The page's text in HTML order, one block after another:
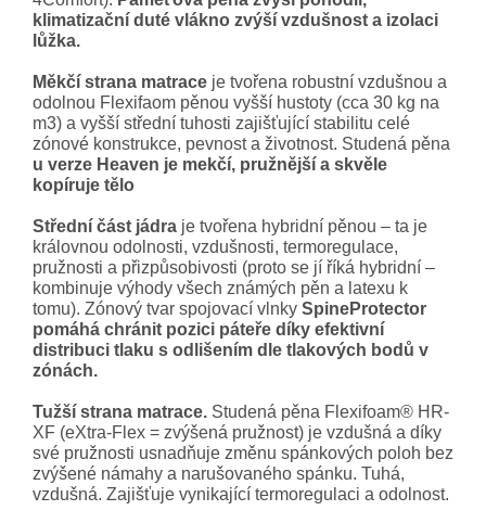
klimatizační duté vlákno zvýší vzdušnost a izolaci
lůžka.
Měkčí strana matrace je tvořena robustní vzdušnou a
odolnou Flexifaom pěnou vyšší hustoty (cca 30 kg na
m3) a vyšší střední tuhosti zajišťující stabilitu celé
zónové konstrukce, pevnost a životnost. Studená pěna
u verze Heaven je mekčí, pružnější a skvěle
kopíruje tělo
Střední část jádra je tvořena hybridní pěnou – ta je
královnou odolnosti, vzdušnosti, termoregulace,
pružnosti a přizpůsobivosti (proto se jí říká hybridní –
kombinuje výhody všech známých pěn a latexu k
tomu). Zónový tvar spojovací vlnky SpineProtector
pomáhá chránit pozici páteře díky efektivní
distribuci tlaku s odlišením dle tlakových bodů v
zónách.
Tužší strana matrace. Studená pěna Flexifoam® HR-
XF (eXtra-Flex = zvýšená pružnost) je vzdušná a díky
své pružnosti usnadňuje změnu spánkových poloh bez
zvýšené námahy a narušovaného spánku. Tuhá,
vzdušná. Zajišťuje vynikající termoregulaci a odolnost.